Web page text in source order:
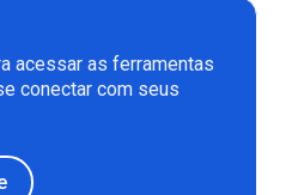
acessar as ferramentas
conectar com seus